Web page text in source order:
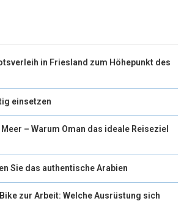
in Friesland zum Höhepunkt des
einsetzen
– Warum Oman das ideale Reiseziel
Sie das authentische Arabien
zur Arbeit: Welche Ausrüstung sich